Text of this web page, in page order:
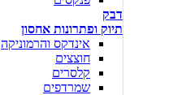
דבק
תיוק ופתרונות אחסון
אינדקס והרמוניקה
חוצצים
קלסרים
שמרדפים